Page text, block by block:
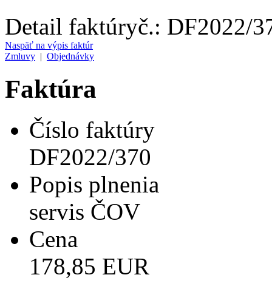
Detail faktúryč.: DF2022/
Naspäť na výpis faktúr
Zmluvy | Objednávky
Faktúra
Číslo faktúry
DF2022/370
Popis plnenia
servis ČOV
Cena
178,85 EUR